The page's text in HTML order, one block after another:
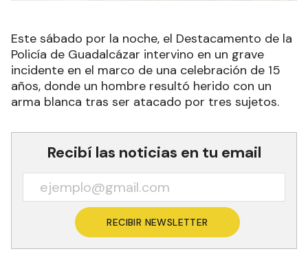
Este sábado por la noche, el Destacamento de la
Policía de Guadalcázar intervino en un grave
incidente en el marco de una celebración de 15
años, donde un hombre resultó herido con un
arma blanca tras ser atacado por tres sujetos.
Recibí las noticias en tu email
RECIBIR NEWSLETTER